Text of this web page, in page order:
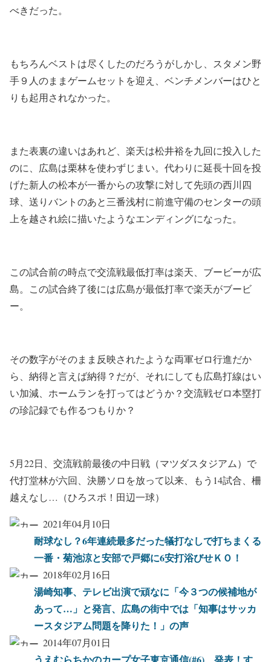
べきだった。
もちろんベストは尽くしたのだろうがしかし、スタメン野
手９人のままゲームセットを迎え、ベンチメンバーはひと
りも起用されなかった。
また表裏の違いはあれど、楽天は松井裕を九回に投入した
のに、広島は栗林を使わずじまい。代わりに延長十回を投
げた新人の松本が一番からの攻撃に対して先頭の西川四
球、送りバントのあと三番浅村に前進守備のセンターの頭
上を越され絵に描いたようなエンディングになった。
この試合前の時点で交流戦最低打率は楽天、ブービーが広
島。この試合終了後には広島が最低打率で楽天がブービ
ー。
その数字がそのまま反映されたような両軍ゼロ行進だか
ら、納得と言えば納得？だが、それにしても広島打線はい
い加減、ホームランを打ってはどうか？交流戦ゼロ本塁打
の珍記録でも作るつもりか？
5月22日、交流戦前最後の中日戦（マツダスタジアム）で
代打堂林が六回、決勝ソロを放って以来、もう14試合、柵
越えなし…（ひろスポ！田辺一球）
2021年04月10日
耐球なし？6年連続最多だった犠打なしで打ちまくる
一番・菊池涼と安部で戸郷に6安打浴びせＫＯ！
2018年02月16日
湯崎知事、テレビ出演で頑なに「今３つの候補地が
あって…」と発言、広島の街中では「知事はサッカ
ースタジアム問題を降りた！」の声
2014年07月01日
うえむらちかのカープ女子東京通信(#6) 発表！す